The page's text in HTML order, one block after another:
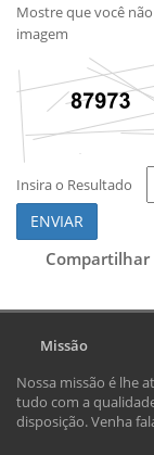
Mostre que você
imagem
Insira o Resultado
ENVIAR
Compartilhar
Missão
Nossa missão é lhe
tudo com a
disposição. Venha